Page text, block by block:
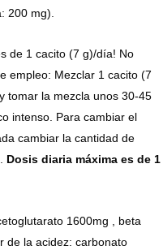
200 mg).
de 1 cacito (7 g)/día! No
empleo: Mezclar 1 cacito (7
tomar la mezcla unos 30-45
intenso. Para cambiar el
cambiar la cantidad de
Dosis diaria máxima es de 1
1600mg , beta
de la acidez: carbonato